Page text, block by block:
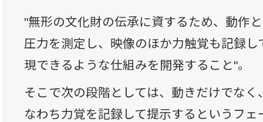
"無形の文化財の伝承に資するため、動作
圧力を測定し、映像のほか力触覚も記録
現できるような仕組みを開発すること"。
そこで次の段階としては、動きだけでな
なわち力覚を記録して提示するというフェ